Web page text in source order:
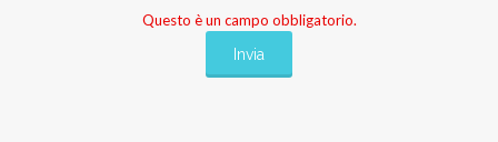
Questo è un campo obbligatorio.